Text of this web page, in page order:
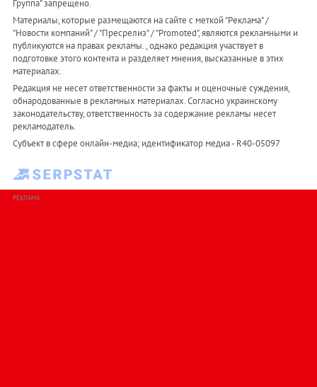
Группа" запрещено.
Материалы, которые размещаются на сайте с меткой "Реклама" /
"Новости компаний" / "Пресрелиз" / "Promoted", являются рекламными и
публикуются на правах рекламы. , однако редакция участвует в
подготовке этого контента и разделяет мнения, высказанные в этих
материалах.
Редакция не несет ответственности за факты и оценочные суждения,
обнародованные в рекламных материалах. Согласно украинскому
законодательству, ответственность за содержание рекламы несет
рекламодатель.
Субъект в сфере онлайн-медиа; идентификатор медиа - R40-05097
РЕКЛАМА